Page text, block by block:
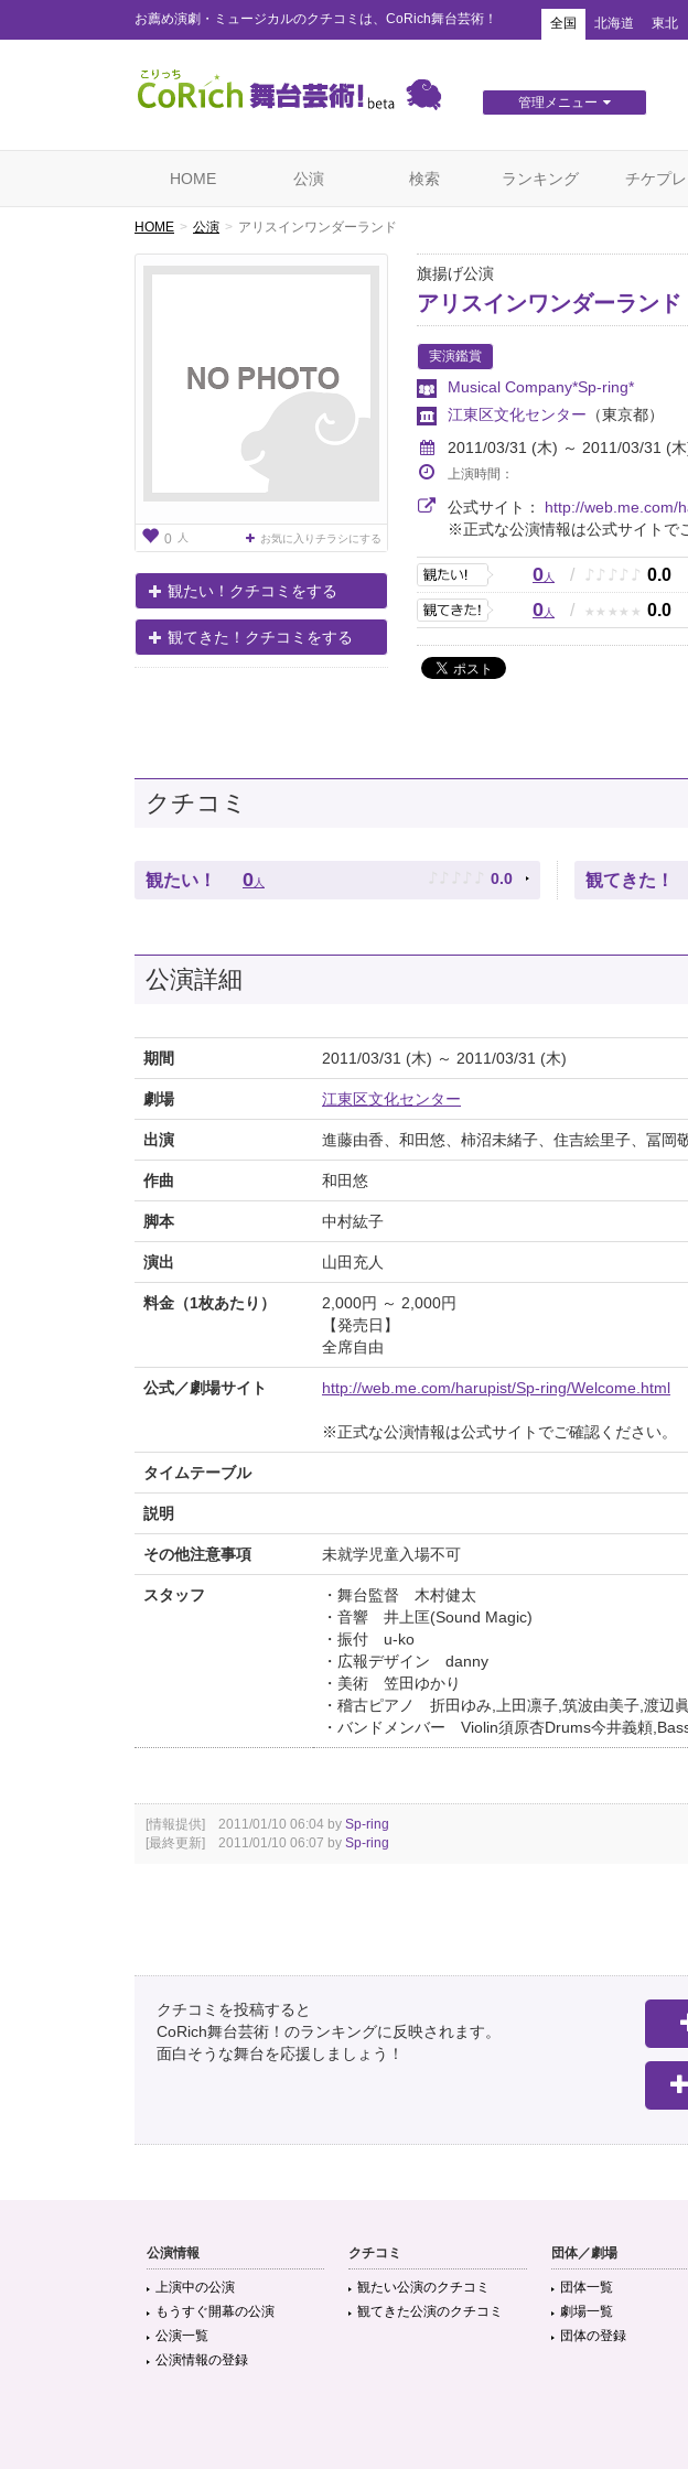
お薦め演劇・ミュージカルのクチコミは、CoRich舞台芸術！ 全国 北海道 東北
管理メニュー
HOME 公演 検索 ランキング チケプレ
HOME 公演 アリスインワンダーランド
0 人 お気に入りチラシにする
観たい！クチコミをする
観てきた！クチコミをする
旗揚げ公演
アリスインワンダーランド
実演鑑賞
Musical Company*Sp-ring*
江東区文化センター （東京都）
2011/03/31 (木) ～ 2011/03/31 (
上演時間：
公式サイト： http://web.me.com/
※正式な公演情報は公式サイトで
0人 / ♪ ♪ ♪ ♪ ♪ 0.0
0人 / ★ ★ ★ ★ ★ 0.0
クチコミ
観たい！ 0 人 ♪ ♪ ♪ ♪ ♪ 0.0 観てきた！
公演詳細
期間 2011/03/31 (木) ～ 2011/03/31 (木)
劇場 江東区文化センター
出演 進藤由香、和田悠、柿沼未緒子、住吉絵里子、冨岡
作曲 和田悠
脚本 中村紘子
演出 山田充人
料金（1枚あたり）
2,000円 ～ 2,000円
【発売日】
全席自由
公式／劇場サイト http://web.me.com/harupist/Sp-ring/Welcome.html
※正式な公演情報は公式サイトでご確認ください。
タイムテーブル
説明
その他注意事項 未就学児童入場不可
スタッフ
・舞台監督 木村健太
・音響 井上匡(Sound Magic)
・振付 u-ko
・広報デザイン danny
・美術 笠田ゆかり
・稽古ピアノ 折田ゆみ,上田凛子,筑波由美子,渡辺
・バンドメンバー Violin須原杏Drums今井義頼
[情報提供] 2011/01/10 06:04 by Sp-ring
[最終更新] 2011/01/10 06:07 by Sp-ring
クチコミを投稿すると
CoRich舞台芸術！のランキングに反映されます。
面白そうな舞台を応援しましょう！
公演情報
上演中の公演
もうすぐ開幕の公演
公演一覧
公演情報の登録
クチコミ
観たい公演のクチコミ
観てきた公演のクチコミ
団体／劇場
団体一覧
劇場一覧
団体の登録